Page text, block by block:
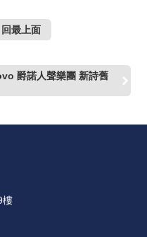
回最上面
爵諾人聲樂團 新詩舊
樓